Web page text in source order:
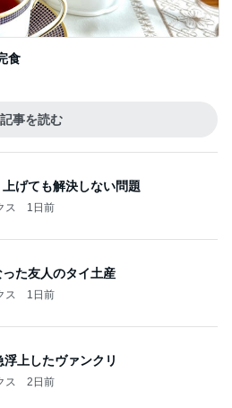
食
記事を読む
げても解決しない問題
ス 1日前
た友人のタイ土産
ス 1日前
上したヴァンクリ
ス 2日前